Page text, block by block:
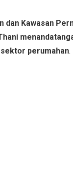
dan Kawasan
perumahan.